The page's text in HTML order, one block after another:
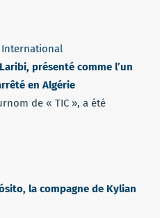
International
présenté comme l’un
en Algérie
de « TIC », a été
la compagne de Kylian